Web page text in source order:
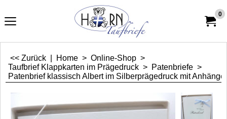
0
<< Zurück Home > Online-Shop >
Taufbrief Klappkarten im Prägedruck > Patenbriefe >
Patenbrief klassisch Albert im Silberprägedruck mit